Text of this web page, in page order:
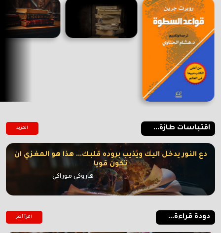
اقتباسات طازة... المزيد
دع النور يدخل اليك ويذيب بروده قلبك... هذا هو المغزي ان
تكون قويا
هاروكي موراكي
دودة قراءة... اقرأ أكتر